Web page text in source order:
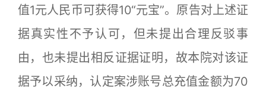
值1元人民币可获得10“元宝”。原告对上述证
据真实性不予认可，但未提出合理反驳事
由，也未提出相反证据证明，故本院对该证
据予以采纳，认定案涉账号总充值金额为70